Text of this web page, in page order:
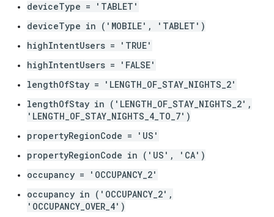
deviceType = 'TABLET'
deviceType in ('MOBILE', 'TABLET')
highIntentUsers = 'TRUE'
highIntentUsers = 'FALSE'
lengthOfStay = 'LENGTH_OF_STAY_NIGHTS_2'
lengthOfStay in ('LENGTH_OF_STAY_NIGHTS_2',
'LENGTH_OF_STAY_NIGHTS_4_TO_7')
propertyRegionCode = 'US'
propertyRegionCode in ('US', 'CA')
occupancy = 'OCCUPANCY_2'
occupancy in ('OCCUPANCY_2',
'OCCUPANCY_OVER_4')